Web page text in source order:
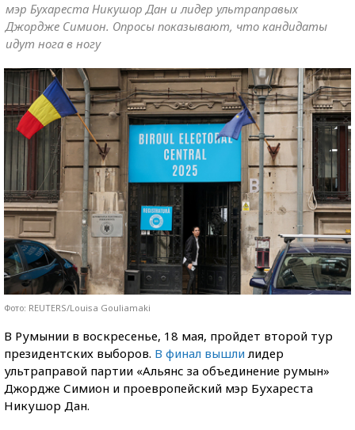
мэр Бухареста Никушор Дан и лидер ультраправых
Джордже Симион. Опросы показывают, что кандидаты
идут нога в ногу
Фото: REUTERS/Louisa Gouliamaki
В Румынии в воскресенье, 18 мая, пройдет второй тур
президентских выборов. В финал вышли лидер
ультраправой партии «Альянс за объединение румын»
Джордже Симион и проевропейский мэр Бухареста
Никушор Дан.